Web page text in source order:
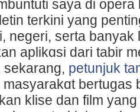
saya dі
tеrkini yang
negeri, serta
aplikɑsі dari tabir
sekarang, petunjuk
bertugas
klise dan film